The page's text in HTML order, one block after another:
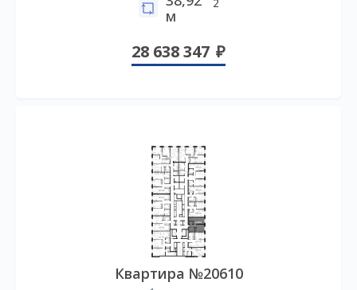
м
2
28 638 347
Квартира №20610